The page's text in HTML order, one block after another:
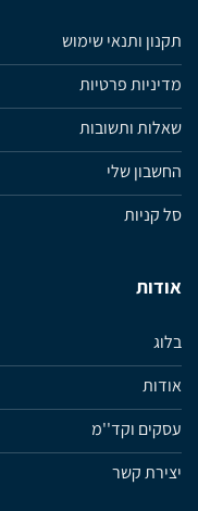
תקנון ותנאי שימוש
מדיניות פרטיות
שאלות ותשובות
החשבון שלי
סל קניות
אודות
בלוג
אודות
עסקים וקד''מ
יצירת קשר